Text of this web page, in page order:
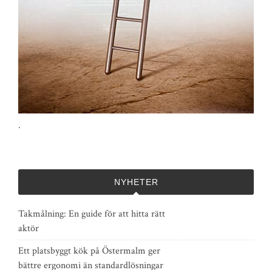
.
NYHETER
Takmålning: En guide för att hitta rätt
aktör
Ett platsbyggt kök på Östermalm ger
bättre ergonomi än standardlösningar